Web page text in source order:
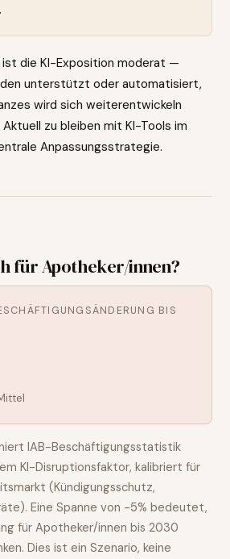
ist die KI-Exposition moderat —
unterstützt oder automatisiert,
wird sich weiterentwickeln
zu bleiben mit KI-Tools im
Anpassungsstrategie.
fürApotheker/innen?
BIS
IAB-Beschäftigungsstatistik
KI-Disruptionsfaktor, kalibriert für
(Kündigungsschutz,
Eine Spanne von -5% bedeutet,
fürApotheker/innen bis 2030
. Dies ist ein Szenario, keine